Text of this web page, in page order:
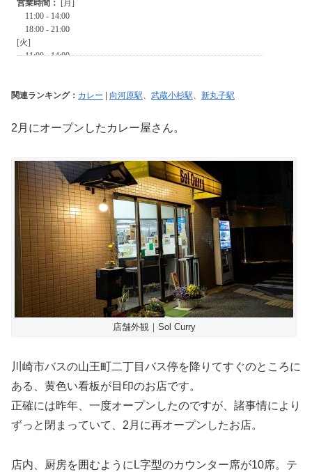
関連ランキング： カレー 向河原駅、 武蔵小杉駅、 新丸子駅
2月にオープンしたカレー屋さん。
店舗外観｜Sol Curry
川崎市バスの山王町二丁目バス停を降りてすぐのところに
ある、黄色い看板が目印のお店です。
正確には昨年、一度オープンしたのですが、諸事情により
ずっと閉まっていて、2月に再オープンしたお店。
店内、厨房を囲むようにL字型のカウンター席が10席。テ